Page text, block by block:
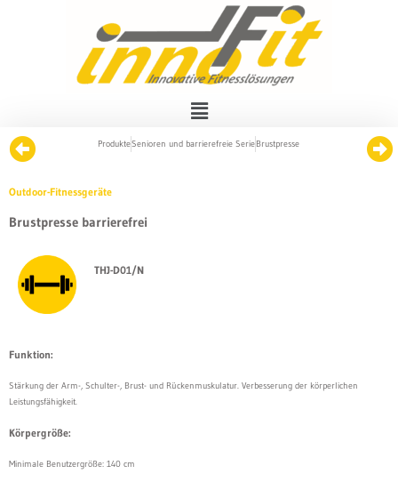
ProdukteSenioren und barrierefreie SerieBrustpresse
Outdoor-Fitnessgeräte
Brustpresse barrierefrei
THJ-D01/N
Funktion:
Stärkung der Arm-, Schulter-, Brust- und Rückenmuskulatur. Verbesserung der körperlichen
Leistungsfähigkeit.
Körpergröße:
Minimale Benutzergröße: 140 cm